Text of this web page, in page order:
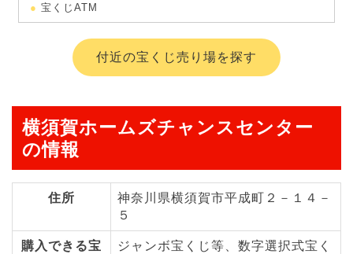
宝くじATM
付近の宝くじ売り場を探す
横須賀ホームズチャンスセンター
の情報
住所
神奈川県横須賀市平成町２－１４－
５
購入できる宝
ジャンボ宝くじ等、数字選択式宝く